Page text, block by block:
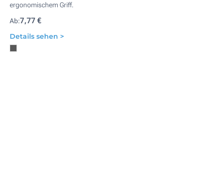
ergonomischem Griff.
Ab:7,77 €
Details sehen >